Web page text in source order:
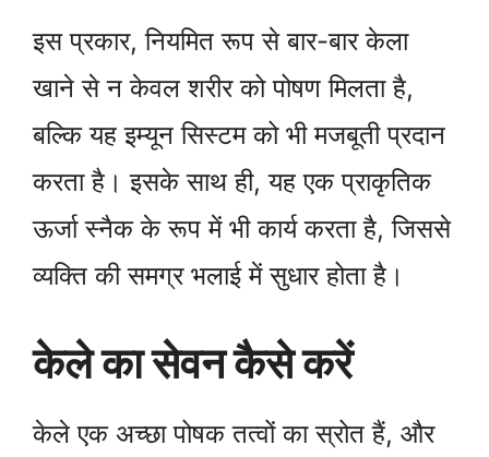
इस प्रकार, नियमित रूप से बार-बार केला
खाने से न केवल शरीर को पोषण मिलता है,
बल्कि यह इम्यून सिस्टम को भी मजबूती प्रदान
करता है। इसके साथ ही, यह एक प्राकृतिक
ऊर्जा स्नैक के रूप में भी कार्य करता है, जिससे
व्यक्ति की समग्र भलाई में सुधार होता है।
केले का सेवन कैसे करें
केले एक अच्छा पोषक तत्वों का स्रोत हैं, और